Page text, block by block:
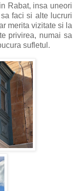
Rabat, insa uneori
faci si alte lucruri
merita vizitate si la
privirea, numai sa
sufletul.